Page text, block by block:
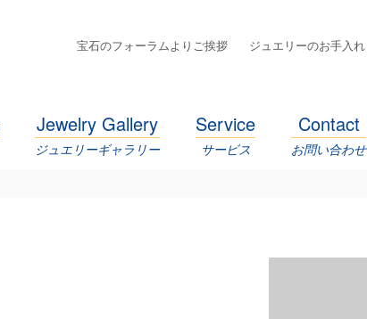
宝石のフォーラムよりご挨拶 ジュエリーのお手入れ
Jewelry Gallery
ジュエリーギャラリー
Service
サービス
Contact
お問い合わせ